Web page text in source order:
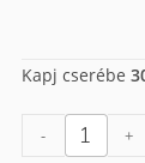
Kapj cserébe
- +